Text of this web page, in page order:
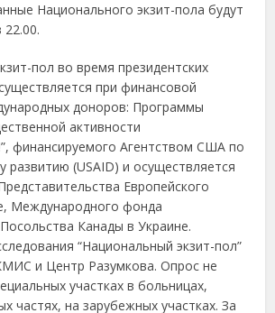
Национального экзит-пола будут
пол во время президентских
при финансовой
доноров: Программы
активности
финансируемого Агентством США по
развитию (USAID) и осуществляется
Европейского
Международного фонда
Канады в Украине.
“Национальный экзит-пол”
и Центр Разумкова. Опрос не
участках в больницах,
частях, на зарубежных участках. За